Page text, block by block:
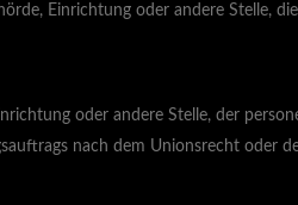
Einrichtung oder andere Stelle,
oder andere Stelle, der
nach dem Unionsrecht oder